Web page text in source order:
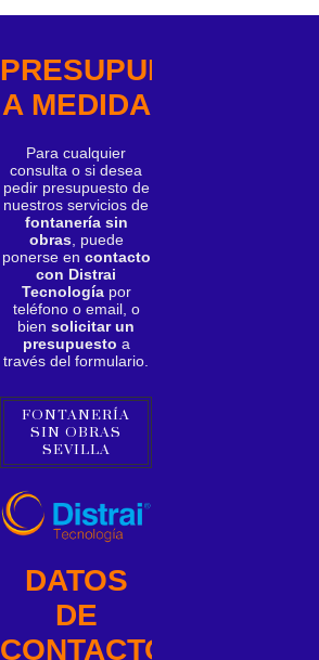
PRESUPUESTO
A MEDIDA
Para cualquier
consulta o si desea
pedir presupuesto de
nuestros servicios de
fontanería sin
obras, puede
ponerse en contacto
con Distrai
Tecnologíapor
teléfono o email, o
bien solicitar un
presupuesto a
través del formulario.
FONTANERÍA
SIN OBRAS
SEVILLA
DATOS
DE
CONTACTO